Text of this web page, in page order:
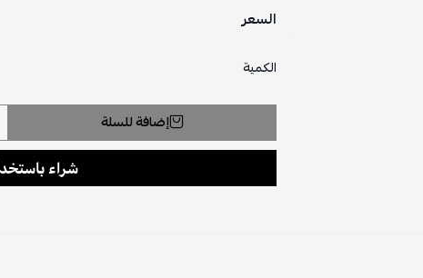
السعر
الكمية
إضافة للسلة